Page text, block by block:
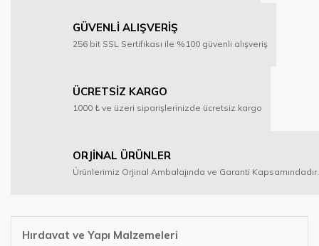
GÜVENLİ ALIŞVERİŞ
256 bit SSL Sertifikası ile %100 güvenli alışveriş
ÜCRETSİZ KARGO
1000 ₺ ve üzeri siparişlerinizde ücretsiz kargo
ORJİNAL ÜRÜNLER
Ürünlerimiz Orjinal Ambalajında ve Garanti Kapsamındadır.
Hırdavat ve Yapı Malzemeleri